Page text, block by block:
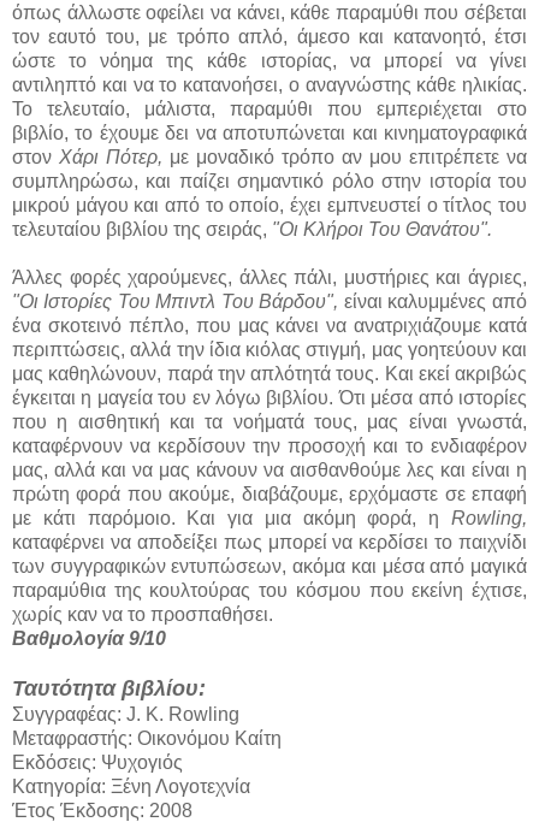
όπως άλλωστε οφείλει να κάνει, κάθε παραμύθι που σέβεται
τον εαυτό του, με τρόπο απλό, άμεσο και κατανοητό, έτσι
ώστε το νόημα της κάθε ιστορίας, να μπορεί να γίνει
αντιληπτό και να το κατανοήσει, ο αναγνώστης κάθε ηλικίας.
Το τελευταίο, μάλιστα, παραμύθι που εμπεριέχεται στο
βιβλίο, το έχουμε δει να αποτυπώνεται και κινηματογραφικά
στον Χάρι Πότερ, με μοναδικό τρόπο αν μου επιτρέπετε να
συμπληρώσω, και παίζει σημαντικό ρόλο στην ιστορία του
μικρού μάγου και από το οποίο, έχει εμπνευστεί ο τίτλος του
τελευταίου βιβλίου της σειράς, "Οι Κλήροι Του Θανάτου".
Άλλες φορές χαρούμενες, άλλες πάλι, μυστήριες και άγριες,
"Οι Ιστορίες Του Μπιντλ Του Βάρδου", είναι καλυμμένες από
ένα σκοτεινό πέπλο, που μας κάνει να ανατριχιάζουμε κατά
περιπτώσεις, αλλά την ίδια κιόλας στιγμή, μας γοητεύουν και
μας καθηλώνουν, παρά την απλότητά τους. Και εκεί ακριβώς
έγκειται η μαγεία του εν λόγω βιβλίου. Ότι μέσα από ιστορίες
που η αισθητική και τα νοήματά τους, μας είναι γνωστά,
καταφέρνουν να κερδίσουν την προσοχή και το ενδιαφέρον
μας, αλλά και να μας κάνουν να αισθανθούμε λες και είναι η
πρώτη φορά που ακούμε, διαβάζουμε, ερχόμαστε σε επαφή
με κάτι παρόμοιο. Και για μια ακόμη φορά, η Rowling,
καταφέρνει να αποδείξει πως μπορεί να κερδίσει το παιχνίδι
των συγγραφικών εντυπώσεων, ακόμα και μέσα από μαγικά
παραμύθια της κουλτούρας του κόσμου που εκείνη έχτισε,
χωρίς καν να το προσπαθήσει.
Βαθμολογία 9/10
Ταυτότητα βιβλίου:
Συγγραφέας: J. K. Rowling
Μεταφραστής: Οικονόμου Καίτη
Εκδόσεις: Ψυχογιός
Κατηγορία: Ξένη Λογοτεχνία
Έτος Έκδοσης: 2008